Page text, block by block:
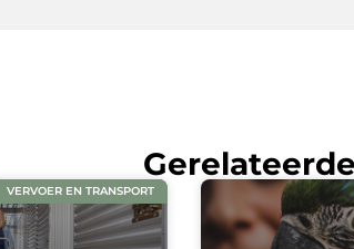
VERVOER EN TRANSPORT